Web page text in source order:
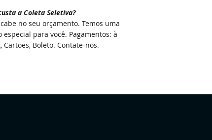
a Coleta Seletiva?
no seu orçamento. Temos uma
especial para você. Pagamentos: à
Cartões, Boleto. Contate-nos.